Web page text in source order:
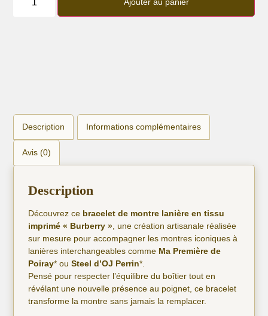
Bracelet
Ajouter au panier
Description Informations complémentaires
Avis (0)
Description
Découvrez ce bracelet de montre lanière en tissu
imprimé « Burberry » , une création artisanale réalisée
sur mesure pour accompagner les montres iconiques à
lanières interchangeables comme Ma Première de
Poiray* ouSteel d’OJ Perrin*.
Pensé pour respecter l’équilibre du boîtier tout en
révélant une nouvelle présence au poignet, ce bracelet
transforme la montre sans jamais la remplacer.